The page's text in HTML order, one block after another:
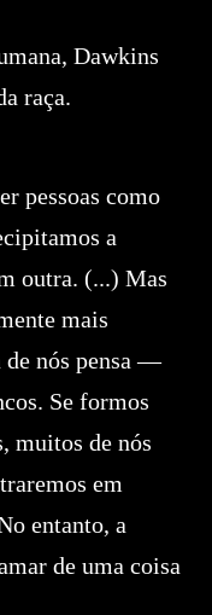
Dawkins
raça.
pessoas como
a
outra. (...) Mas
mais
de nós pensa —
Se formos
muitos de nós
em
entanto, a
de uma coisa